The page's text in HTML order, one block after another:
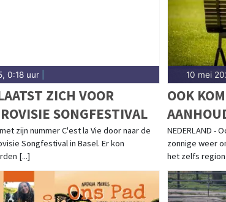
0:18 uur
ZICH VOOR
SONGFESTIVAL
zijn nummer C'est la Vie door naar de
Songfestival in Basel. Er kon
[...]
10 mei
OOK
NEDERLAND -
zonnige weer
het zelfs